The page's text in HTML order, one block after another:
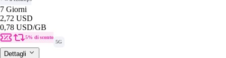
7 Giorni
2,72 USD
0,78 USD/GB
5% di sconto
5G
Dettagli